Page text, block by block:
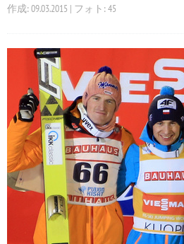
作成: 09.03.2015 | フォト: 45